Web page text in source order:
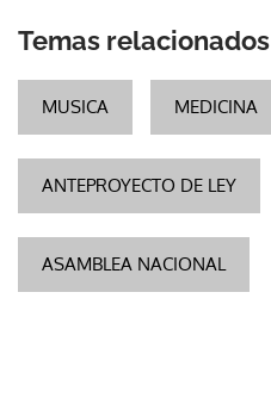
Temas relacionados
MUSICA MEDICINA
ANTEPROYECTO DE LEY
ASAMBLEA NACIONAL